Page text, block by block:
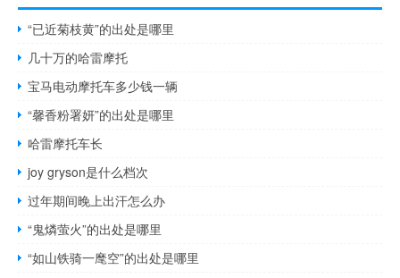
“已近菊枝黄”的出处是哪里
几十万的哈雷摩托
宝马电动摩托车多少钱一辆
“馨香粉署妍”的出处是哪里
哈雷摩托车长
joy gryson是什么档次
过年期间晚上出汗怎么办
“鬼燐萤火”的出处是哪里
“如山铁骑一麾空”的出处是哪里